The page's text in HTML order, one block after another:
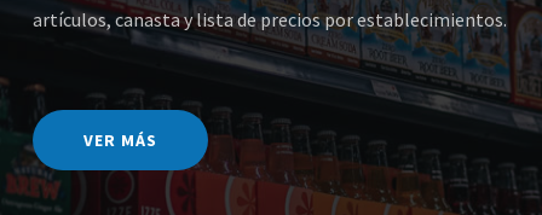
artículos, canasta y lista de precios por establecimientos.
VER MÁS